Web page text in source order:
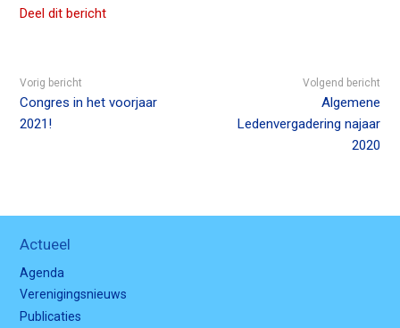
Deel dit bericht
Vorig bericht
Congres in het voorjaar
2021!
Volgend bericht
Algemene
Ledenvergadering najaar
2020
Actueel
Agenda
Verenigingsnieuws
Publicaties